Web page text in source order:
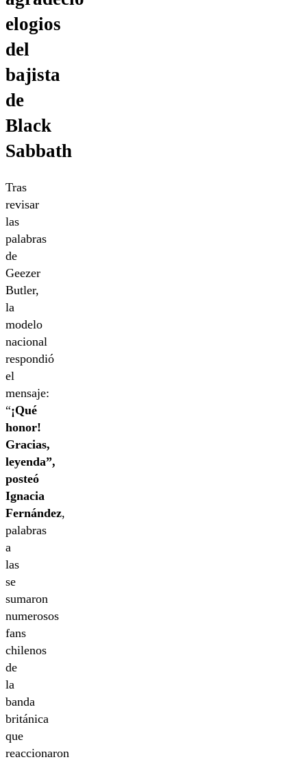
elogios
del
bajista
de
Black
Sabbath
Tras
revisar
las
palabras
de
Geezer
Butler,
la
modelo
nacional
respondió
el
mensaje:
“¡Qué
honor!
Gracias,
leyenda”,
posteó
Ignacia
Fernández,
palabras
a
las
se
sumaron
numerosos
fans
chilenos
de
la
banda
británica
que
reaccionaron